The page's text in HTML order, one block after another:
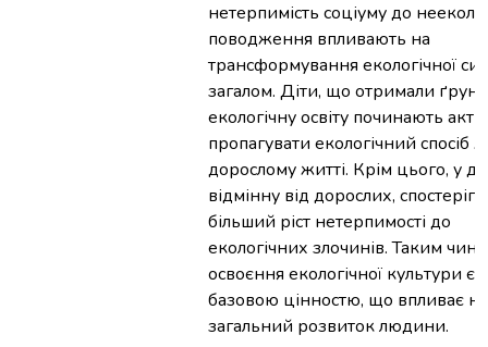
нетерпимість соціуму до
поводження впливають на
трансформування екологічної
загалом. Діти, що отримали
екологічну освіту починають
пропагувати екологічний спосіб
дорослому житті. Крім цього, у
відмінну від дорослих,
більший ріст нетерпимості до
екологічних злочинів. Таким
освоєння екологічної культури є
базовою цінностю, що впливає на
загальний розвиток людини.